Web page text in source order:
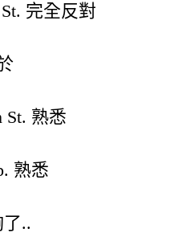
St. 完全反對
St. 熟悉
熟悉
..